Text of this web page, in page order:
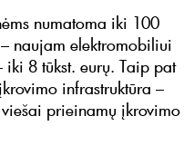
numatoma iki 100
naujam elektromobiliui
8 tūkst. eurų. Taip pat
infrastruktūra –
prieinamų įkrovimo